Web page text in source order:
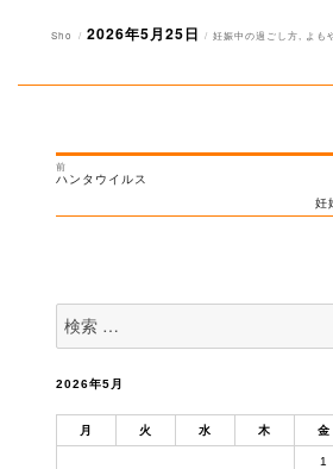
投
Sho
投
2026年5月25日
カ
妊娠中の過ごし方 よも
投
ー
シ
ン
前
過
去
投
ハンタウイルス
の
妊
索
対
2026年5月
月 火 水 木 金
1